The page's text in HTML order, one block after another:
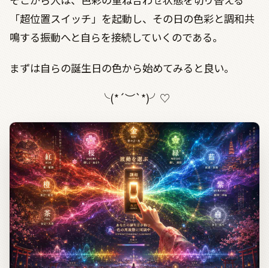
「超位置スイッチ」を起動し、その日の色彩と調和共
鳴する振動へと自らを接続していくのである。
まずは自らの誕生日の色から始めてみると良い。
╰(*´︶`*)╯ ♡